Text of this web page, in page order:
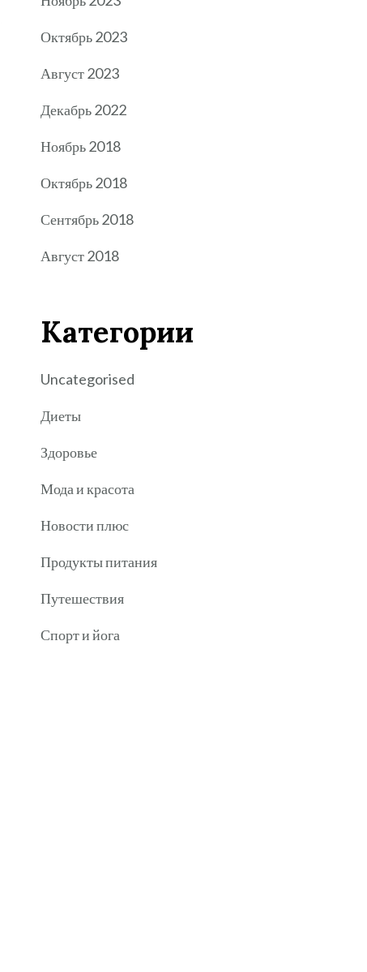
Октябрь 2023
Август 2023
Декабрь 2022
Ноябрь 2018
Октябрь 2018
Сентябрь 2018
Август 2018
Категории
Uncategorised
Диеты
Здоровье
Мода и красота
Новости плюс
Продукты питания
Путешествия
Спорт и йога